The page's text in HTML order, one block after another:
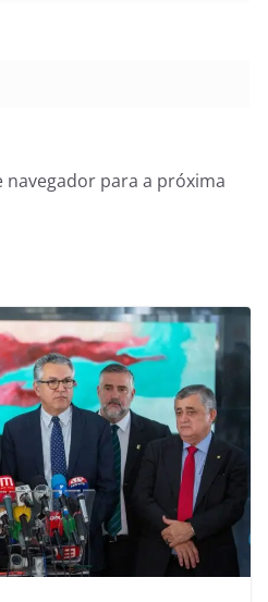
navegador para a próxima